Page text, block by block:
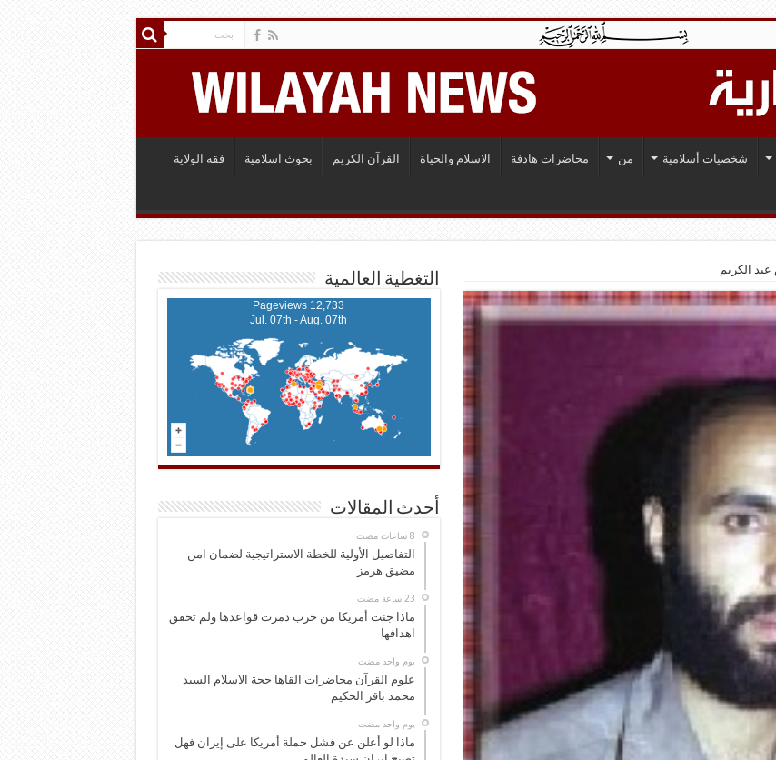
شخصيات أسلامية من محاضرات هادفة الاسلام والحياة القرآن الكريم بحوث اسلامية فقه الولاية
التغطية العالمية
12,733 Pageviews
Jul. 07th - Aug. 07th
أحدث المقالات
التفاصيل الأولية للخطة الاستراتيجية لضمان امن
مضيق هرمز
ماذا جنت أمريكا من حرب دمرت قواعدها ولم تحقق
اهدافها
‏يوم واحد مضت
علوم القرآن محاضرات القاها حجة الاسلام السيد
محمد باقر الحكيم
‏يوم واحد مضت
ماذا لو أعلن عن فشل حملة أمريكا على إيران فهل